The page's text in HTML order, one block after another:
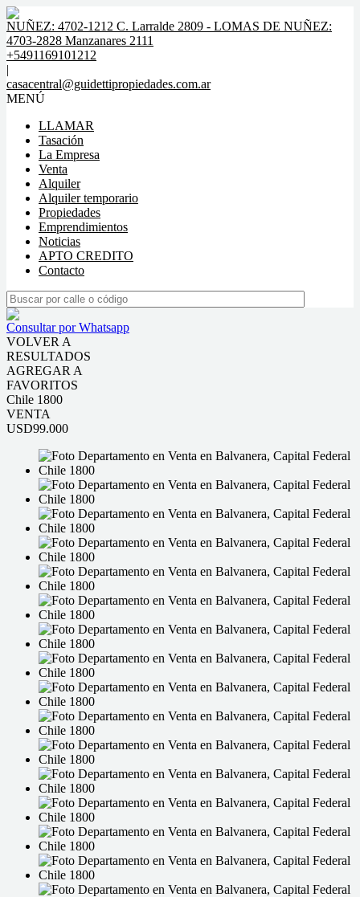
NUÑEZ: 4702-1212 C. Larralde 2809 - LOMAS DE NUÑEZ:
4703-2828 Manzanares 2111
+5491169101212
|
casacentral@guidettipropiedades.com.ar
MENÚ
LLAMAR
Tasación
La Empresa
Venta
Alquiler
Alquiler temporario
Propiedades
Emprendimientos
Noticias
APTO CREDITO
Contacto
Consultar por Whatsapp
VOLVER A
RESULTADOS
AGREGAR A
FAVORITOS
Chile 1800
VENTA
USD99.000